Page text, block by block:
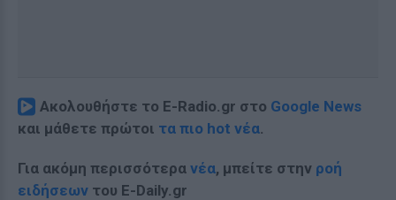
Ακολουθήστε το E-Radio.gr στο Google News
και μάθετε πρώτοι τα πιο hot νέα.
Για ακόμη περισσότερα νέα, μπείτε στην ροή
ειδήσεων του E-Daily.gr